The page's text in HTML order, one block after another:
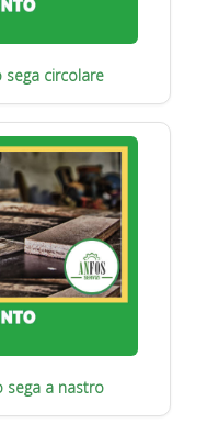
circolare
sega a nastro